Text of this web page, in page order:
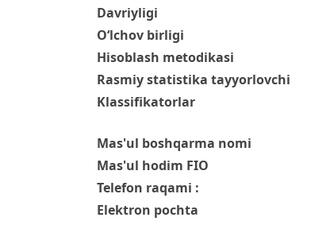
Davriyligi
O‘lchov birligi
Hisoblash metodikasi
Rasmiy statistika tayyorlovchi
Klassifikatorlar
Mas'ul boshqarma nomi
Mas'ul hodim FIO
Telefon raqami :
Elektron pochta